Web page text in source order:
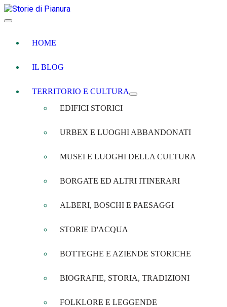
HOME
IL BLOG
TERRITORIO E CULTURA
EDIFICI STORICI
URBEX E LUOGHI ABBANDONATI
MUSEI E LUOGHI DELLA CULTURA
BORGATE ED ALTRI ITINERARI
ALBERI, BOSCHI E PAESAGGI
STORIE D'ACQUA
BOTTEGHE E AZIENDE STORICHE
BIOGRAFIE, STORIA, TRADIZIONI
FOLKLORE E LEGGENDE